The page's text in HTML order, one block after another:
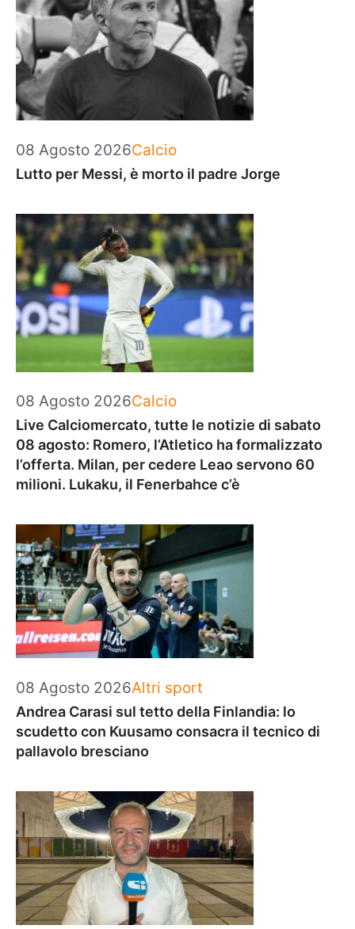
08 Agosto 2026Categorie
Calcio
Lutto per Messi, è morto il padre Jorge
08 Agosto 2026Categorie
Calcio
Live Calciomercato, tutte le notizie di sabato
08 agosto: Romero, l’Atletico ha formalizzato
l’offerta. Milan, per cedere Leao servono 60
milioni. Lukaku, il Fenerbahce c’è
08 Agosto 2026Categorie
Altri sport
Andrea Carasi sul tetto della Finlandia: lo
scudetto con Kuusamo consacra il tecnico di
pallavolo bresciano